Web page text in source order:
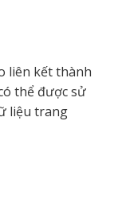
liên kết thành
thể được sử
liệu trang